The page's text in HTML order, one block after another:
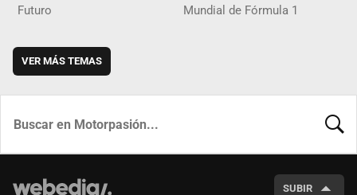
Futuro Mundial de Fórmula 1
VER MÁS TEMAS
SUBIR